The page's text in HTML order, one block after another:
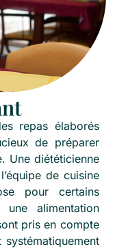
repas élaborés
de préparer
Une diététicienne
de cuisine
pour certains
une alimentation
pris en compte